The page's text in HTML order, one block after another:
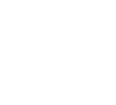
wird ab Herbst 2018
2018 release of new
by Philipp Kadelbach) !